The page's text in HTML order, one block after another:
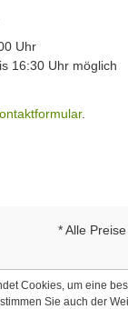
Uhr
16:30 Uhr möglich
.
* Alle
Cookies, um eine
Sie auch der